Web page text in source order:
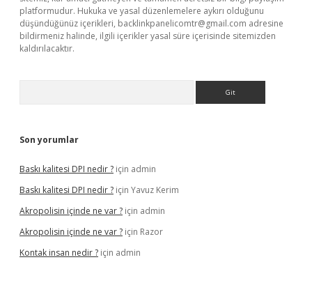
platformudur. Hukuka ve yasal düzenlemelere aykırı olduğunu
düşündüğünüz içerikleri, backlinkpanelicomtr@gmail.com adresine
bildirmeniz halinde, ilgili içerikler yasal süre içerisinde sitemizden
kaldırılacaktır.
Son yorumlar
Baskı kalitesi DPI nedir ? için admin
Baskı kalitesi DPI nedir ? için Yavuz Kerim
Akropolisin içinde ne var ? için admin
Akropolisin içinde ne var ? için Razor
Kontak insan nedir ? için admin